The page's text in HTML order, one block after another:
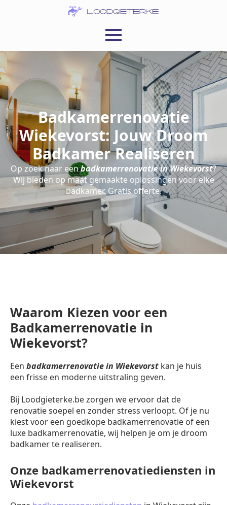
Badkamerrenovatie
Wiekevorst: Jouw Droom
Badkamer Realiseren
Op zoek naar eenbadkamerrenovatie in Wiekevorst?
Wij bieden op maat gemaakte oplossingen voor elke
badkamer. Gratis offerte.
Waarom Kiezen voor een
Badkamerrenovatie in
Wiekevorst?
Een badkamerrenovatie in Wiekevorst kan je huis
een frisse en moderne uitstraling geven.
Bij Loodgieterke.be zorgen we ervoor dat de
renovatie soepel en zonder stress verloopt. Of je nu
kiest voor een goedkope badkamerrenovatie of een
luxe badkamerrenovatie, wij helpen je om je droom
badkamer te realiseren.
Onze badkamerrenovatiediensten in
Wiekevorst